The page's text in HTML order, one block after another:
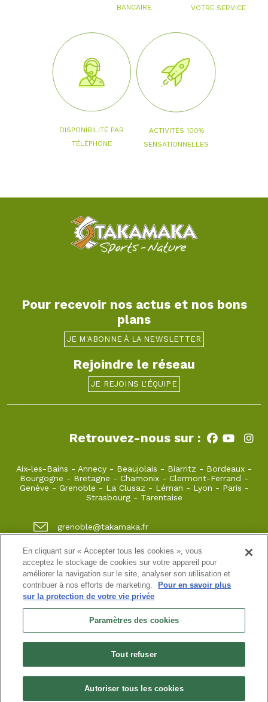
BANCAIRE
VOTRE SERVICE
DISPONIBILITÉ PAR
TÉLÉPHONE
ACTIVITÉS 100%
SENSATIONNELLES
Pour recevoir nos actus et nos bons
plans
JE M'ABONNE À LA NEWSLETTER
Rejoindre le réseau
JE REJOINS L'ÉQUIPE
Retrouvez-nous sur :
Aix-les-Bains - Annecy - Beaujolais - Biarritz - Bordeaux -
Bourgogne - Bretagne - Chamonix - Clermont-Ferrand -
Genève - Grenoble - La Clusaz - Léman - Lyon - Paris -
Strasbourg- Tarentaise
grenoble@takamaka.fr
04 80 42 00 70
1 quai de créqui 38000 GRENOBLE
Site classique-Mon compte-Informations pratiques-
Conditions générales de vente
Newsletter
légales-Données personnelles
N° de SIRET : 925 251 613 immatriculée au RCS de Grenoble
N° de TVA intracommunautaire : FR38 925 251 613
Habilitation n° HA.074.96.0039 | Agrément N° ET730501093 | RC
professionnelle : Azzuro Assurances 114 912 039 et 115 403 698
En cliquant sur « Accepter tous les cookies », vous
acceptez le stockage de cookies sur votre appareil pour
améliorer la navigation sur le site, analyser son utilisation et
contribuer à nos efforts de marketing.
Pour en savoir plus
sur la protection de votre vie privée
Paramètres des cookies
Tout refuser
Autoriser tous les cookies